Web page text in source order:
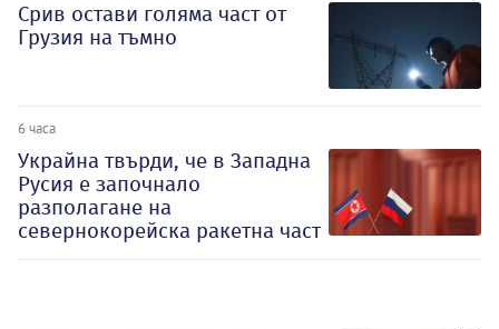
Срив остави голяма част от
Грузия на тъмно
6 часа
Украйна твърди, че в Западна
Русия е започнало
разполагане на
севернокорейска ракетна част